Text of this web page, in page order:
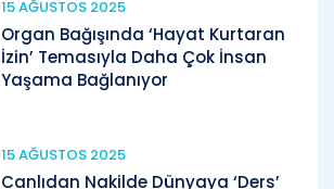
15 AĞUSTOS 2025
Organ Bağışında ‘Hayat Kurtaran
İzin’ Temasıyla Daha Çok İnsan
Yaşama Bağlanıyor
15 AĞUSTOS 2025
Canlıdan Nakilde Dünyaya ‘Ders’